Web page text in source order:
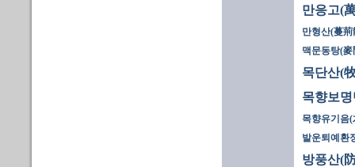
만응고(
만형산(蔓荊
맥문동탕(
목단산(
목향보
목향유기음
발운퇴예환
방풍산(